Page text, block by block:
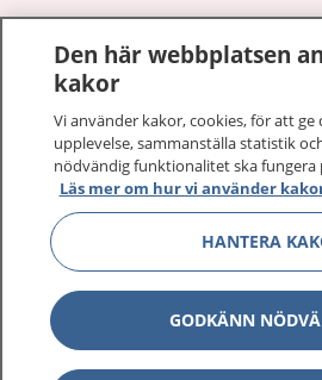
1177 på flera språk
Om 1177
Kontakt
Behandling av personuppgifter
Den här webbplatsen
kakor
Vi använder kakor, cookies, för att
upplevelse, sammanställa statistik
nödvändig funktionalitet ska fungera
Läs mer om hur vi använder
HANTERA
GODKÄNN